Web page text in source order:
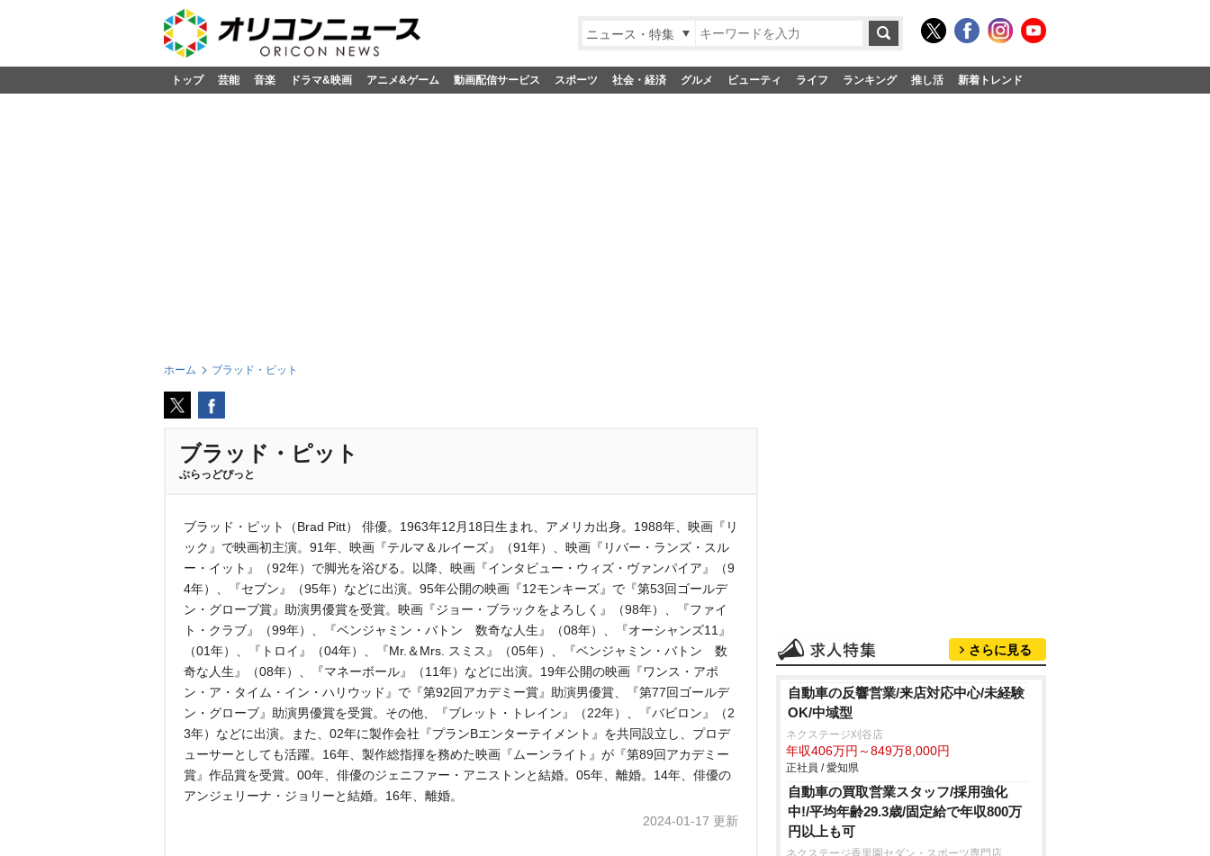
ニュース・特集
トップ 芸能 音楽 ドラマ&映画 アニメ&ゲーム 動画配信サービス スポーツ 社会・経済 グルメ ビューティ ライフ ランキング 推し活 新着トレンド
ホーム ブラッド・ピット
ブラッド・ピット
ぶらっどぴっと
ブラッド・ピット（Brad Pitt） 俳優。1963年12月18日生まれ、アメリカ出身。1988年、映画『リ
ック』で映画初主演。91年、映画『テルマ＆ルイーズ』（91年）、映画『リバー・ランズ・スル
ー・イット』（92年）で脚光を浴びる。以降、映画『インタビュー・ウィズ・ヴァンパイア』（9
4年）、『セブン』（95年）などに出演。95年公開の映画『12モンキーズ』で『第53回ゴールデ
ン・グローブ賞』助演男優賞を受賞。映画『ジョー・ブラックをよろしく』（98年）、『ファイ
ト・クラブ』（99年）、『ベンジャミン・バトン 数奇な人生』（08年）、『オーシャンズ11』
（01年）、『トロイ』（04年）、『Mr.＆Mrs. スミス』（05年）、『ベンジャミン・バトン 数
奇な人生』（08年）、『マネーボール』（11年）などに出演。19年公開の映画『ワンス・アポ
ン・ア・タイム・イン・ハリウッド』で『第92回アカデミー賞』助演男優賞、『第77回ゴールデ
ン・グローブ』助演男優賞を受賞。その他、『ブレット・トレイン』（22年）、『バビロン』（2
3年）などに出演。また、02年に製作会社『プランBエンターテイメント』を共同設立し、プロデ
ューサーとしても活躍。16年、製作総指揮を務めた映画『ムーンライト』が『第89回アカデミー
賞』作品賞を受賞。00年、俳優のジェニファー・アニストンと結婚。05年、離婚。14年、俳優の
アンジェリーナ・ジョリーと結婚。16年、離婚。
2024-01-17 更新
さらに見る
自動車の反響営業/来店対応中心/未経験
OK/中域型
ネクステージ刈谷店
年収406万円～849万8,000円
正社員 / 愛知県
自動車の買取営業スタッフ/採用強化
中!/平均年齢29.3歳/固定給で年収800万
円以上も可
ネクステージ香里園セダン・スポーツ専門店